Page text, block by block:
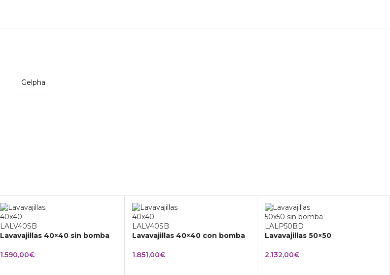
Gelpha
Lavavajillas 40×40 sin bomba
1.590,00€
Lavavajillas 40×40 con bomba
1.851,00€
Lavavajillas 50×50
2.132,00€